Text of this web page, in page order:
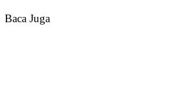
Baca Juga